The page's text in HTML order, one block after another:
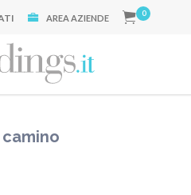
AREA AZIENDE 0